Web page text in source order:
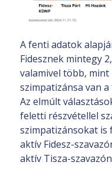
A fenti adatok
Fidesznek mintegy
valamivel több,
szimpatizánsa van
Az elmúlt
feletti részvétellel
szimpatizánsokat is
aktív Fidesz-
aktív Tisza-